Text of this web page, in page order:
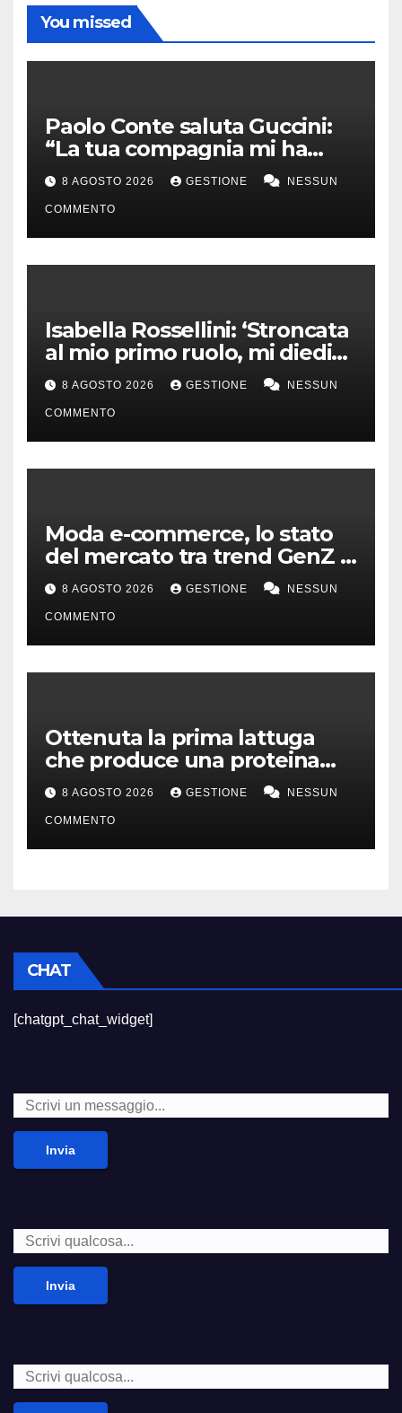
You missed
Paolo Conte saluta Guccini:
“La tua compagnia mi ha
sempre divertito”
8 AGOSTO 2026 GESTIONE NESSUN
COMMENTO
Isabella Rossellini: ‘Stroncata
al mio primo ruolo, mi diedi
alla moda’
8 AGOSTO 2026 GESTIONE NESSUN
COMMENTO
Moda e-commerce, lo stato
del mercato tra trend GenZ e
second hand
8 AGOSTO 2026 GESTIONE NESSUN
COMMENTO
Ottenuta la prima lattuga
che produce una proteina
chiave della carne
8 AGOSTO 2026 GESTIONE NESSUN
COMMENTO
CHAT
[chatgpt_chat_widget]
Invia
Invia